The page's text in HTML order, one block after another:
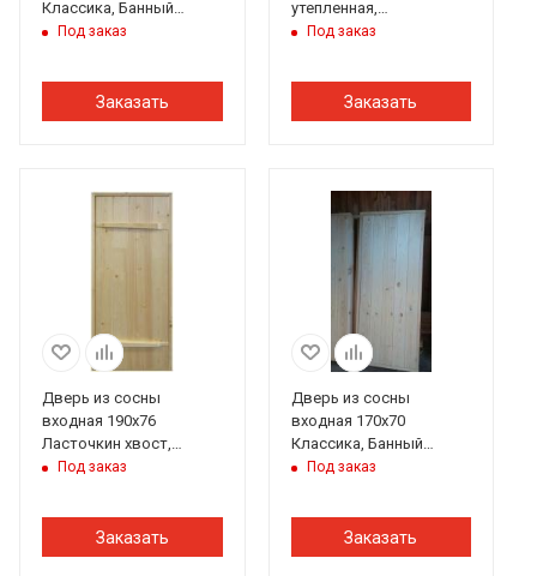
Классика, Банный
Перец
Под заказ
Заказать
утепленная,
бессучковая, Банный
Под заказ
Заказать
Дверь из сосны
входная 190х76
Ласточкин хвост,
Банный Перец
Под заказ
Заказать
Дверь из сосны
входная 170х70
Классика, Банный
Перец
Под заказ
Заказать